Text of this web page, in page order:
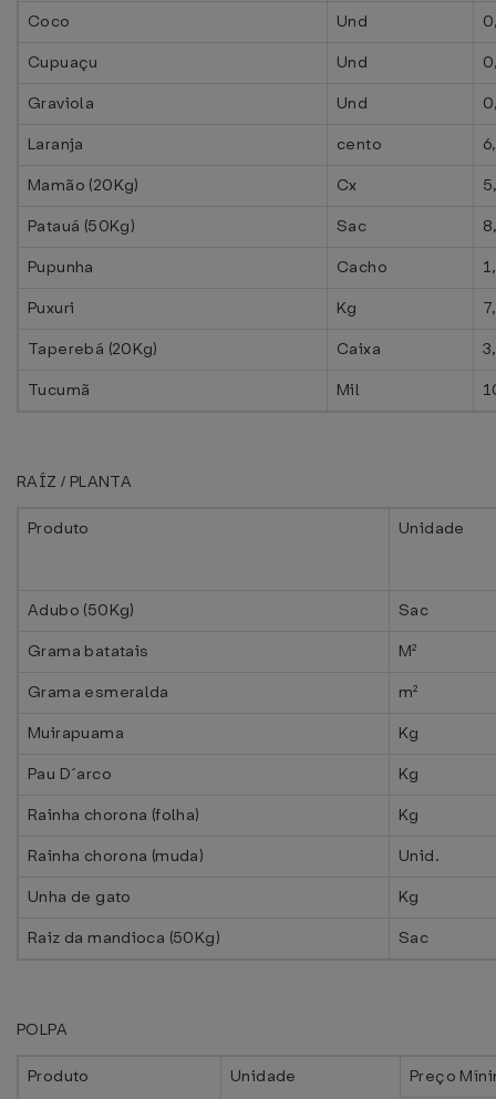
Coco
Und
Cupuaçu
Und
Graviola
Und
Laranja
cento
Mamão (20Kg)
Cx
Patauá (50Kg)
Sac
Pupunha
Cacho
Puxuri
Kg
Taperebá (20Kg)
Caixa
Tucumã
Mil
RAÍZ / PLANTA
Produto Unidade
Adubo (50Kg)
Sac
Grama batatais
M²
Grama esmeralda
m²
Muirapuama
Kg
Pau D´arco
Kg
Rainha chorona (folha)
Kg
Rainha chorona (muda)
Unid.
Unha de gato
Kg
Raiz da mandioca (50Kg)
Sac
POLPA
Produto Unidade Preço